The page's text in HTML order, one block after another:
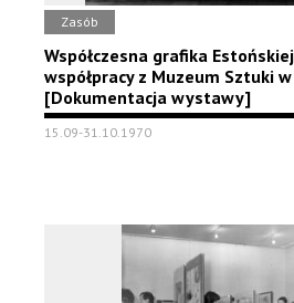
Zasób
Współczesna grafika Estońskiej
współpracy z Muzeum Sztuki
[Dokumentacja wystawy]
15.09-31.10.1970